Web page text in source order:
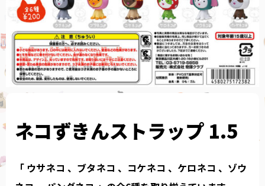
ネコずきんストラップ 1.5
「 ウサネコ 、ブタネコ 、コケネコ 、ケロネコ 、ゾウ